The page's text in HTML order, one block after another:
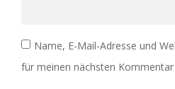
Name, E-Mail-Adresse und
für meinen nächsten Kommentar